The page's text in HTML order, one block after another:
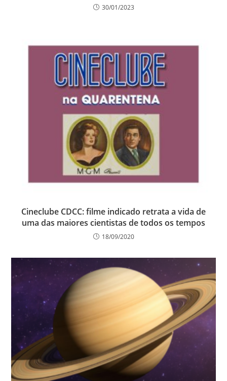
30/01/2023
Cineclube CDCC: filme indicado retrata a vida de
uma das maiores cientistas de todos os tempos
18/09/2020